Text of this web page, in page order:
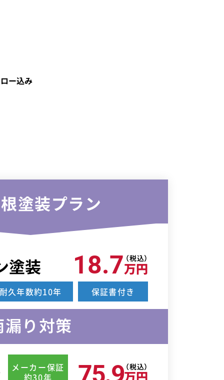
ー込み
塗装プラン
塗装 18.7（税込）
万円
久年数約10年 保証書付き
漏り対策
メーカー保証
約30年
75.9（税込）
万円